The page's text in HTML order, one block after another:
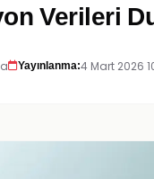
Verileri
Yayınlanma:4 Mart 2026